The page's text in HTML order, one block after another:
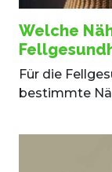
Welche
Für die
bestimmte